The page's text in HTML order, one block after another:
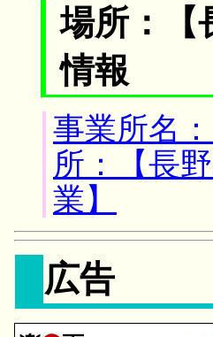
場所：【
情報
事業所名
所：【長
業】
広告